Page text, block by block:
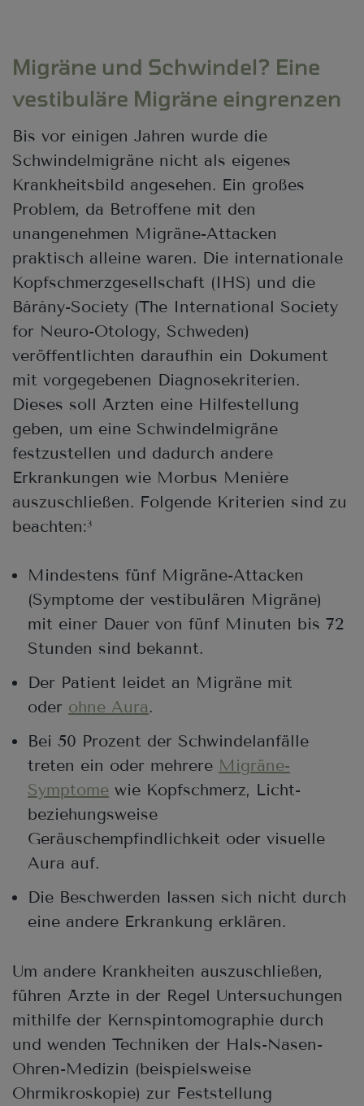
Migräne und Schwindel? Eine
vestibuläre Migräne eingrenzen
Bis vor einigen Jahren wurde die
Schwindelmigräne nicht als eigenes
Krankheitsbild angesehen. Ein großes
Problem, da Betroffene mit den
unangenehmen Migräne-Attacken
praktisch alleine waren. Die internationale
Kopfschmerzgesellschaft (IHS) und die
Bárány-Society (The International Society
for Neuro-Otology, Schweden)
veröffentlichten daraufhin ein Dokument
mit vorgegebenen Diagnosekriterien.
Dieses soll Ärzten eine Hilfestellung
geben, um eine Schwindelmigräne
festzustellen und dadurch andere
Erkrankungen wie Morbus Menière
auszuschließen. Folgende Kriterien sind zu
beachten: 3
Mindestens fünf Migräne-Attacken
(Symptome der vestibulären Migräne)
mit einer Dauer von fünf Minuten bis 72
Stunden sind bekannt.
Der Patient leidet an Migräne mit
oder ohne Aura.
Bei 50 Prozent der Schwindelanfälle
treten ein oder mehrere Migräne-
Symptome wie Kopfschmerz, Licht-
beziehungsweise
Geräuschempfindlichkeit oder visuelle
Aura auf.
Die Beschwerden lassen sich nicht durch
eine andere Erkrankung erklären.
Um andere Krankheiten auszuschließen,
führen Ärzte in der Regel Untersuchungen
mithilfe der Kernspintomographie durch
und wenden Techniken der Hals-Nasen-
Ohren-Medizin (beispielsweise
Ohrmikroskopie) zur Feststellung